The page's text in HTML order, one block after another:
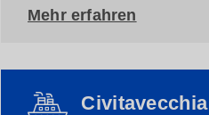
Mehr erfahren
Civitavecchia